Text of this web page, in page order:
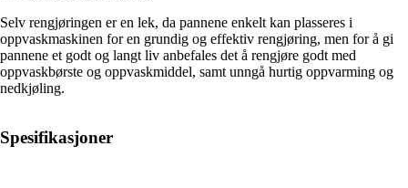
Selv rengjøringen er en lek, da pannene enkelt kan plasseres i
oppvaskmaskinen for en grundig og effektiv rengjøring, men for å gi
pannene et godt og langt liv anbefales det å rengjøre godt med
oppvaskbørste og oppvaskmiddel, samt unngå hurtig oppvarming og
nedkjøling.
Spesifikasjoner